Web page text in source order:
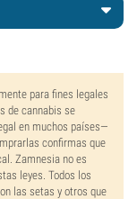
para fines legales
de cannabis se
en muchos países—
confirmas que
Zamnesia no es
leyes. Todos los
las setas y otros que